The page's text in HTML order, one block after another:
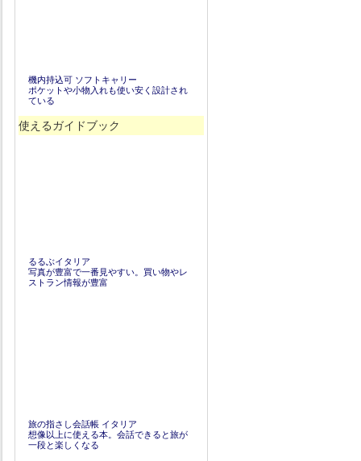
機内持込可 ソフトキャリー
ポケットや小物入れも使い安く設計され
ている
使えるガイドブック
るるぶイタリア
写真が豊富で一番見やすい。買い物やレ
ストラン情報が豊富
旅の指さし会話帳 イタリア
想像以上に使える本。会話できると旅が
一段と楽しくなる